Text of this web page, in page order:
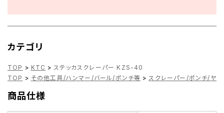
カテゴリ
TOP > KTC > ステッカスクレーパー KZS-40
TOP > その他工具/ハンマー/バール/ポンチ等 > スクレーパー/ポンチ/ヤス
商品仕様